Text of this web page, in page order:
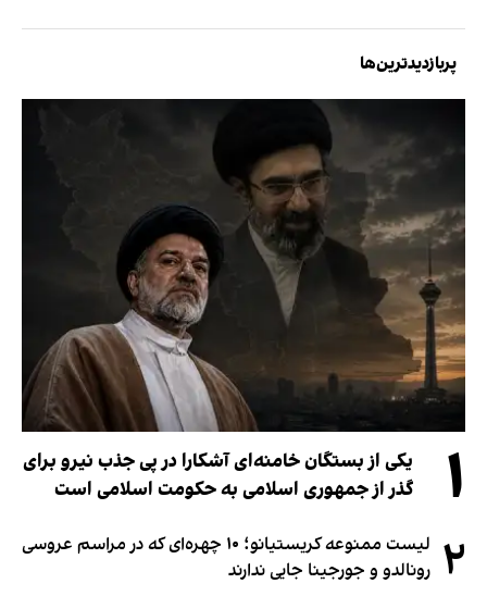
پربازدیدترین‌ها
۱
یکی از بستگان خامنه‌ای آشکارا در پی جذب نیرو برای
گذر از جمهوری اسلامی به حکومت اسلامی است
۲
لیست ممنوعه کریستیانو؛ ۱۰ چهره‌ای که در مراسم عروسی
رونالدو و جورجینا جایی ندارند